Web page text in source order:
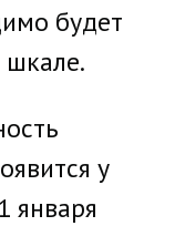
будет
шкале.
у
января